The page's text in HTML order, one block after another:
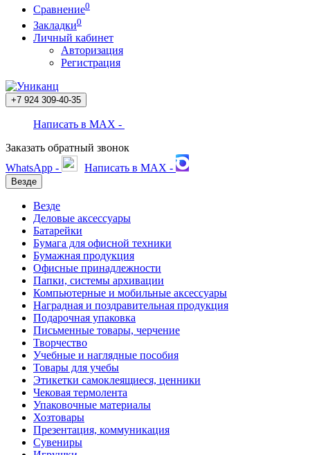
Сравнение0
Закладки0
Личный кабинет
Авторизация
Регистрация
+7 924 309-40-35
Написать в MAX -
Заказать обратный звонок
WhatsApp -
Написать в MAX -
Везде
Везде
Деловые аксессуары
Батарейки
Бумага для офисной техники
Бумажная продукция
Офисные принадлежности
Папки, системы архивации
Компьютерные и мобильные аксессуары
Наградная и поздравительная продукция
Подарочная упаковка
Письменные товары, черчение
Творчество
Учебные и наглядные пособия
Товары для учебы
Этикетки самоклеящиеся, ценники
Чековая термолента
Упаковочные материалы
Хозтовары
Презентация, коммуникация
Сувениры